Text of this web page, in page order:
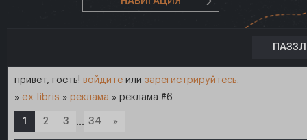
привет, гость! войдите или зарегистрируйтесь.
» ex libris » реклама » реклама #6
1 2 3 … 34 »